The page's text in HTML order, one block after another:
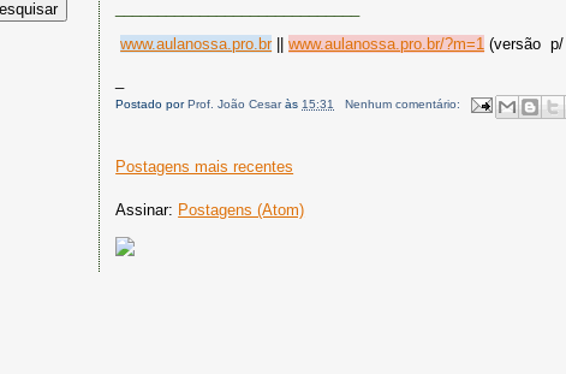
www.aulanossa.pro.br||www.aulanossa.pro.br/?m=1 (versão p/
Postado porProf. João Cesar às 15:31 Nenhum comentário:
Postagens mais recentes
Assinar: Postagens (Atom)